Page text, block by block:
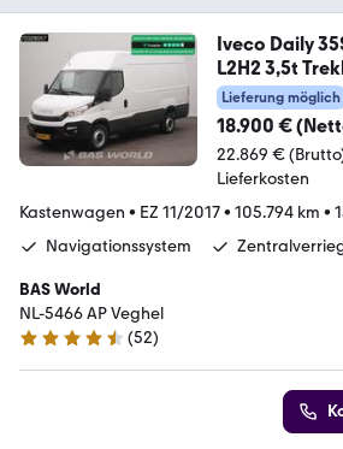
Iveco Daily
L2H2 3,5t
Lieferung möglich
18.900 €
22.869 €
Lieferkosten
Kastenwagen • EZ 11/2017• 105.794 km •
Navigationssystem
BAS World
NL-5466 AP Veghel
4.7 Sterne
(52)